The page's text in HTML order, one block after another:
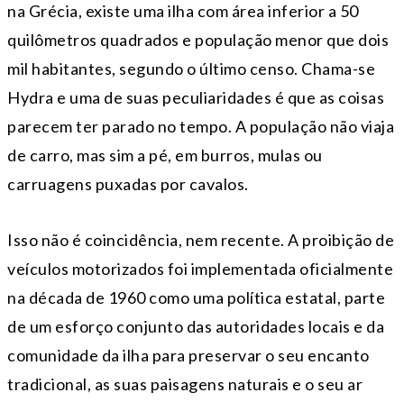
na Grécia, existe uma ilha com área inferior a 50
quilômetros quadrados e população menor que dois
mil habitantes, segundo o último censo. Chama-se
Hydra e uma de suas peculiaridades é que as coisas
parecem ter parado no tempo. A população não viaja
de carro, mas sim a pé, em burros, mulas ou
carruagens puxadas por cavalos.
Isso não é coincidência, nem recente. A proibição de
veículos motorizados foi implementada oficialmente
na década de 1960 como uma política estatal, parte
de um esforço conjunto das autoridades locais e da
comunidade da ilha para preservar o seu encanto
tradicional, as suas paisagens naturais e o seu ar